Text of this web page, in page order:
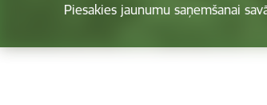
Piesakies jaunumu saņemšanai